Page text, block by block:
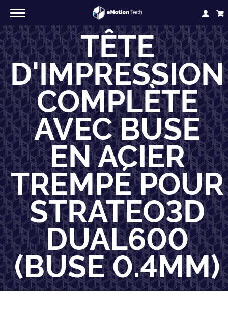
TÊTE
D'IMPRESSION
COMPLÈTE
AVEC BUSE
EN ACIER
TREMPÉ POUR
STRATEO3D
DUAL600
(BUSE 0.4MM)